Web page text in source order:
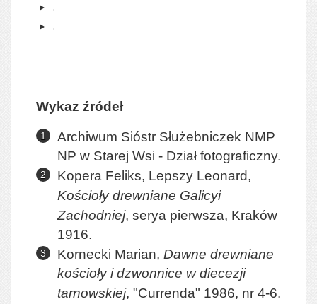
Wykaz źródeł
Archiwum Sióstr Służebniczek NMP
NP w Starej Wsi - Dział fotograficzny.
Kopera Feliks, Lepszy Leonard,
Kościoły drewniane Galicyi
Zachodniej, serya pierwsza, Kraków
1916.
Kornecki Marian, Dawne drewniane
kościoły i dzwonnice w diecezji
tarnowskiej, "Currenda" 1986, nr 4-6.